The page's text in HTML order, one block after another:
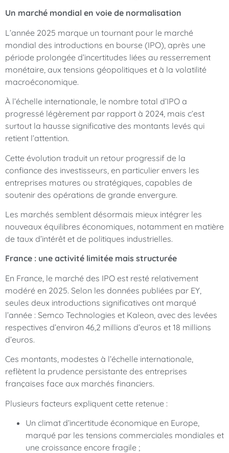
Un marché mondial en voie de normalisation
L’année 2025 marque un tournant pour le marché
mondial des introductions en bourse (IPO), après une
période prolongée d’incertitudes liées au resserrement
monétaire, aux tensions géopolitiques et à la volatilité
macroéconomique.
À l’échelle internationale, le nombre total d’IPO a
progressé légèrement par rapport à 2024, mais c’est
surtout la hausse significative des montants levés qui
retient l’attention.
Cette évolution traduit un retour progressif de la
confiance des investisseurs, en particulier envers les
entreprises matures ou stratégiques, capables de
soutenir des opérations de grande envergure.
Les marchés semblent désormais mieux intégrer les
nouveaux équilibres économiques, notamment en matière
de taux d’intérêt et de politiques industrielles.
France : une activité limitée mais structurée
En France, le marché des IPO est resté relativement
modéré en 2025. Selon les données publiées par EY,
seules deux introductions significatives ont marqué
l’année : Semco Technologies et Kaleon, avec des levées
respectives d’environ 46,2 millions d’euros et 18 millions
d’euros.
Ces montants, modestes à l’échelle internationale,
reflètent la prudence persistante des entreprises
françaises face aux marchés financiers.
Plusieurs facteurs expliquent cette retenue :
Un climat d’incertitude économique en Europe,
marqué par les tensions commerciales mondiales et
une croissance encore fragile ;